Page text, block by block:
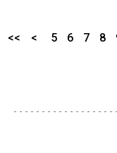
<< < 5 6 7 8